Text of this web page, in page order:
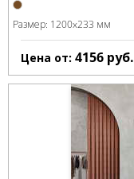
Размер: 1200x233 мм
Цена от: 4156 руб.